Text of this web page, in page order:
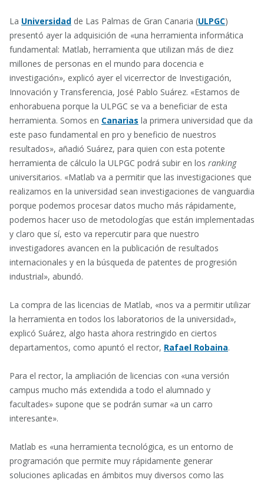
La Universidad de Las Palmas de Gran Canaria (ULPGC)
presentó ayer la adquisición de «una herramienta informática
fundamental: Matlab, herramienta que utilizan más de diez
millones de personas en el mundo para docencia e
investigación», explicó ayer el vicerrector de Investigación,
Innovación y Transferencia, José Pablo Suárez. «Estamos de
enhorabuena porque la ULPGC se va a beneficiar de esta
herramienta. Somos en Canarias la primera universidad que da
este paso fundamental en pro y beneficio de nuestros
resultados», añadió Suárez, para quien con esta potente
herramienta de cálculo la ULPGC podrá subir en los ranking
universitarios. «Matlab va a permitir que las investigaciones que
realizamos en la universidad sean investigaciones de vanguardia
porque podemos procesar datos mucho más rápidamente,
podemos hacer uso de metodologías que están implementadas
y claro que sí, esto va repercutir para que nuestro
investigadores avancen en la publicación de resultados
internacionales y en la búsqueda de patentes de progresión
industrial», abundó.
La compra de las licencias de Matlab, «nos va a permitir utilizar
la herramienta en todos los laboratorios de la universidad»,
explicó Suárez, algo hasta ahora restringido en ciertos
departamentos, como apuntó el rector, Rafael Robaina.
Para el rector, la ampliación de licencias con «una versión
campus mucho más extendida a todo el alumnado y
facultades» supone que se podrán sumar «a un carro
interesante».
Matlab es «una herramienta tecnológica, es un entorno de
programación que permite muy rápidamente generar
soluciones aplicadas en ámbitos muy diversos como las